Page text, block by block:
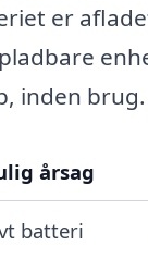
er
inden brug.
årsag
batteri